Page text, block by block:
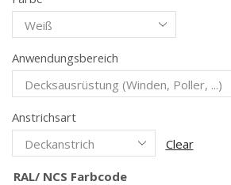
Anwendungsbereich
Anstrichsart
Clear
RAL/ NCS Farbcode